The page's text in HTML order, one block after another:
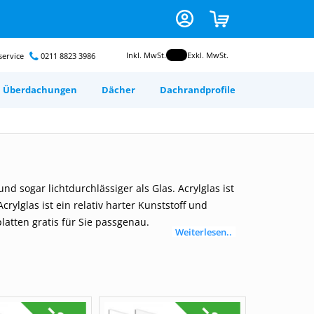
CART
Inhalt
springen
0211 8823 3986 Inkl. MwSt. Exkl. MwSt.
mit
Kunststofplatten
Überdachungen
Dächer
Dachrandprofile
Weiterlesen..
sogar lichtdurchlässiger als Glas. Acrylglas ist
ist ein relativ harter Kunststoff und
gratis für Sie passgenau.